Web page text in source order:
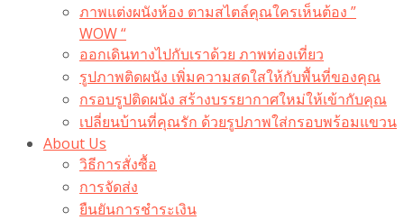
ภาพแต่งผนังห้อง ตามสไตล์คุณใครเห็นต้อง ”
WOW “
ออกเดินทางไปกับเราด้วย ภาพท่องเที่ยว
รูปภาพติดผนัง เพิ่มความสดใสให้กับพื้นที่ของคุณ
กรอบรูปติดผนัง สร้างบรรยากาศใหม่ให้เข้ากับคุณ
เปลี่ยนบ้านที่คุณรัก ด้วยรูปภาพใส่กรอบพร้อมแขวน​
About Us
วิธีการสั่งซื้อ
การจัดส่ง
ยืนยันการชำระเงิน